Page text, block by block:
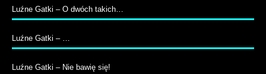
Luźne Gatki – O dwóch takich…
Luźne Gatki – …
Luźne Gatki – Nie bawię się!